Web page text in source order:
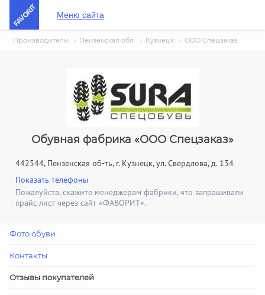
FAVORIT Меню сайта
Производители › Пензенская обл. › Кузнецк › ООО Спецзаказ
Обувная фабрика «ООО Спецзаказ»
442544, Пензенская об-ть, г. Кузнецк, ул. Свердлова, д. 134
Показать телефоны
Пожалуйста, скажите менеджерам фабрики, что запрашивали
прайс-лист через сайт «ФАВОРИТ».
Фото обуви
Контакты
Отзывы покупателей